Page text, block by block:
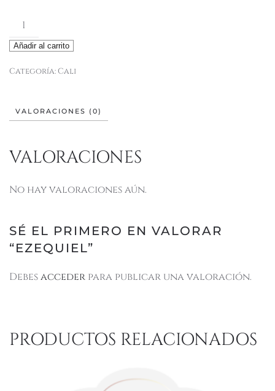
Ezequiel
cantidad
Añadir al carrito
Categoría:Cali
VALORACIONES (0)
VALORACIONES
No hay valoraciones aún.
SÉ EL PRIMERO EN VALORAR
“EZEQUIEL”
Debesacceder para publicar una valoración.
PRODUCTOS RELACIONADOS